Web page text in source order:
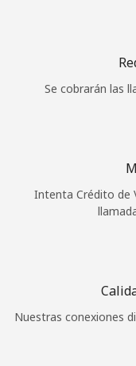
Se cobrarán las
Intenta Crédito de
Nuestras conexiones